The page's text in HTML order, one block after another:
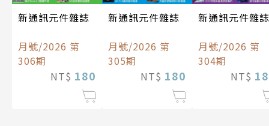
新通訊元件雜誌
月號/2026 第
306期
NT$ 180
新通訊元件雜誌
月號/2026 第
305期
NT$ 180
新通訊元件雜誌
月號/2026 第
304期
NT$